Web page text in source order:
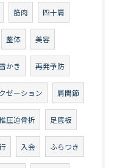
筋肉 四十肩
整体 美容
雪かき 再発予防
ゼーション 肩関節
圧迫骨折 足底板
入会 ふらつき